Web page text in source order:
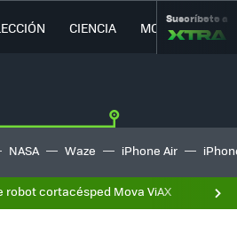
CIENCIA MOVILIDAD
Suscríbete a
NASA Waze iPhone Air
robot cortacésped Mova ViAX